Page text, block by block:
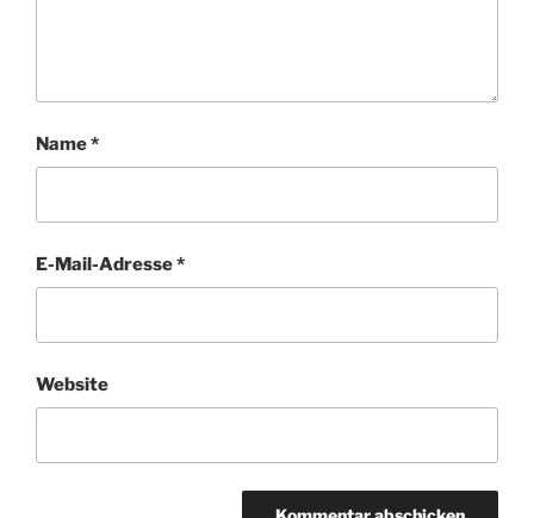
Name*
E-Mail-Adresse*
Website